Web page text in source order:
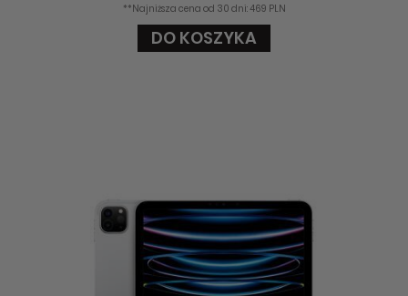
**Najniższa cena od 30 dni: 469 PLN
DO KOSZYKA